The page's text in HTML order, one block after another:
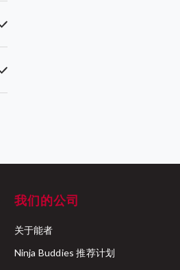
我们的公司
关于能者
Ninja Buddies 推荐计划